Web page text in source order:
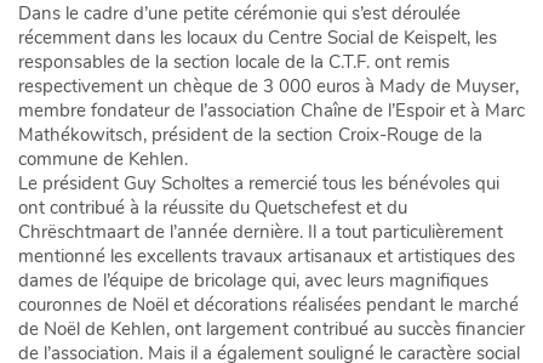
Dans le cadre d’une petite cérémonie qui s’est déroulée
récemment dans les locaux du Centre Social de Keispelt, les
responsables de la section locale de la C.T.F. ont remis
respectivement un chèque de 3 000 euros à Mady de Muyser,
membre fondateur de l’association Chaîne de l’Espoir et à Marc
Mathékowitsch, président de la section Croix-Rouge de la
commune de Kehlen.
Le président Guy Scholtes a remercié tous les bénévoles qui
ont contribué à la réussite du Quetschefest et du
Chrëschtmaart de l’année dernière. Il a tout particulièrement
mentionné les excellents travaux artisanaux et artistiques des
dames de l’équipe de bricolage qui, avec leurs magnifiques
couronnes de Noël et décorations réalisées pendant le marché
de Noël de Kehlen, ont largement contribué au succès financier
de l’association. Mais il a également souligné le caractère social